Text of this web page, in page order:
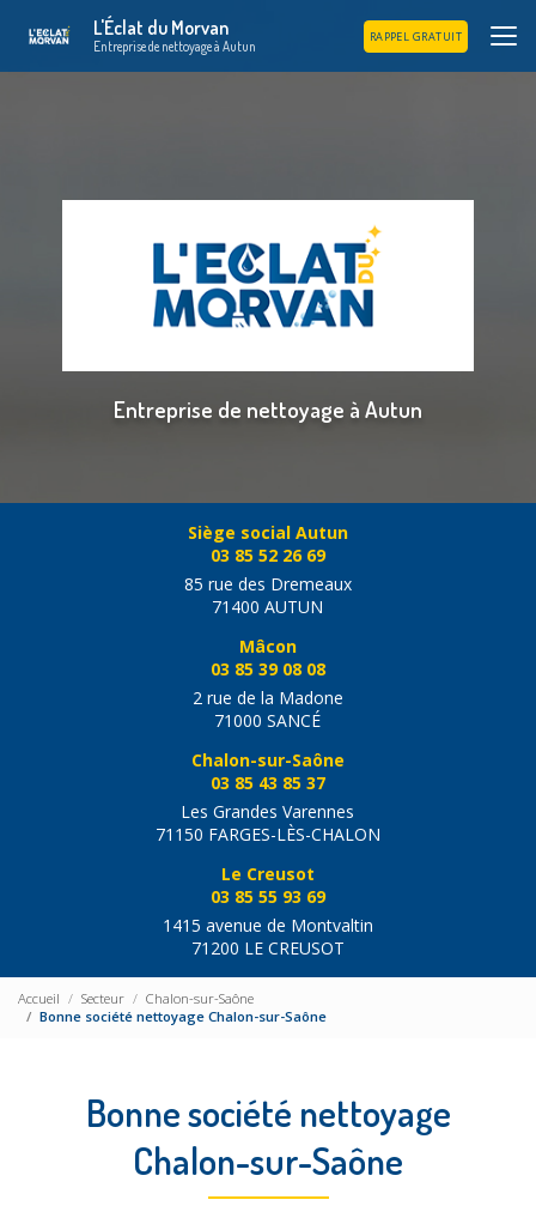
principal
L'Éclat du Morvan
Entreprise de nettoyage à Autun
RAPPEL GRATUIT
Entreprise de nettoyage à Autun
Siège social Autun
03 85 52 26 69
85 rue des Dremeaux
71400 AUTUN
Mâcon
03 85 39 08 08
2 rue de la Madone
71000 SANCÉ
Chalon-sur-Saône
03 85 43 85 37
Les Grandes Varennes
71150 FARGES-LÈS-CHALON
Le Creusot
03 85 55 93 69
1415 avenue de Montvaltin
71200 LE CREUSOT
Accueil Secteur
Chalon-sur-Saône
Bonne société nettoyage Chalon-sur-Saône
Bonne société nettoyage
Chalon-sur-Saône